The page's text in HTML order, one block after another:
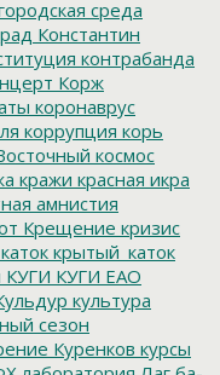
среда
Константин
контрабанда
Корж
коронаврус
коррупция корь
космос
кражи красная икра
амнистия
Крещение кризис
крытый_каток
КУГИ КУГИ ЕАО
культура
сезон
Куренков курсы